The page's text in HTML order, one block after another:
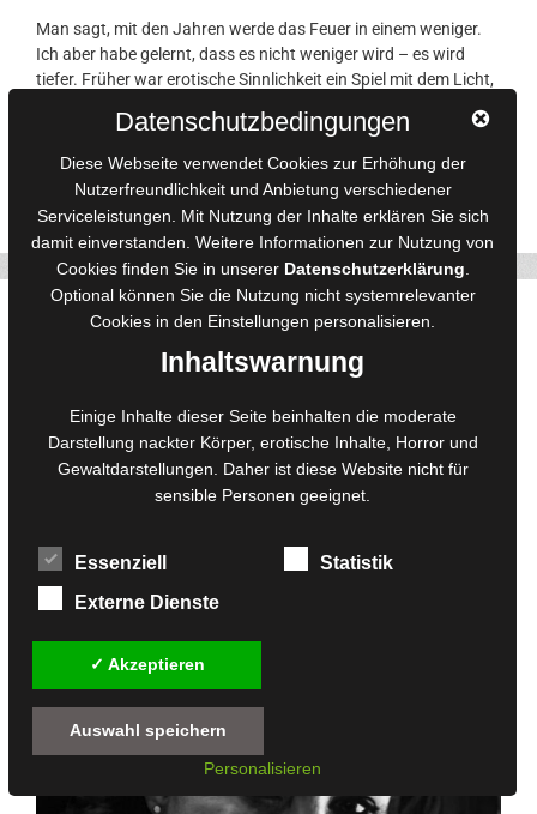
Man sagt, mit den Jahren werde das Feuer in einem weniger.
Ich aber habe gelernt, dass es nicht weniger wird – es wird
tiefer. Früher war erotische Sinnlichkeit ein Spiel mit dem Licht,
unter der Haut, der sich nicht laut bemerkbar macht, aber …
Weiterlesen
Twitter
Facebook
Pinterest
129
Monochrome Monday: Die Dämonische
vonRedaktion
Datenschutzbedingungen
Diese Webseite verwendet Cookies zur Erhöhung der
Nutzerfreundlichkeit und Anbietung verschiedener
Serviceleistungen. Mit Nutzung der Inhalte erklären Sie sich
damit einverstanden. Weitere Informationen zur Nutzung von
Cookies finden Sie in unserer Datenschutzerklärung
Optional können Sie die Nutzung nicht systemrelevanter
Cookies in den Einstellungen personalisieren.
Inhaltswarnung
Einige Inhalte dieser Seite beinhalten die moderate
Darstellung nackter Körper, erotische Inhalte, Horror und
Gewaltdarstellungen. Daher ist diese Website nicht für
sensible Personen geeignet.
Essenziell
Statistik
Externe Dienste
✓ Akzeptieren
Auswahl speichern
Personalisieren